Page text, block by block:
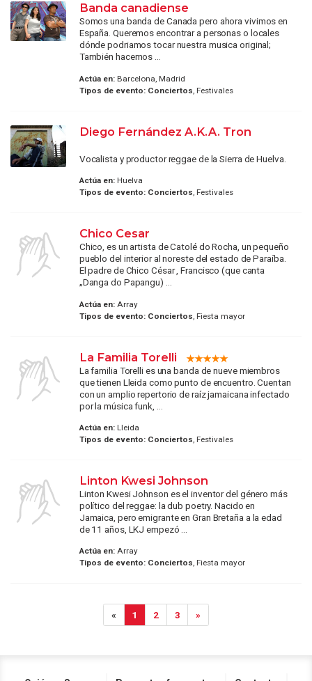
Banda canadiense
Somos una banda de Canada pero ahora vivimos en
España. Queremos encontrar a personas o locales
dónde podriamos tocar nuestra musica original;
También hacemos ...
Actúa en:Barcelona, Madrid
Tipos de evento: Conciertos , Festivales
Diego Fernández A.K.A. Tron
Vocalista y productor reggae de la Sierra de Huelva.
Actúa en:Huelva
Tipos de evento: Conciertos, Festivales
Chico Cesar
Chico, es un artista de Catolé do Rocha, un pequeño
pueblo del interior al noreste del estado de Paraíba.
El padre de Chico César , Francisco (que canta
„Danga do Papangu) ...
Actúa en:Array
Tipos de evento: Conciertos , Fiesta mayor
La Familia Torelli
La familia Torelli es una banda de nueve miembros
que tienen Lleida como punto de encuentro. Cuentan
con un amplio repertorio de raíz jamaicana infectado
por la música funk, ...
Actúa en:Lleida
Tipos de evento: Conciertos, Festivales
Linton Kwesi Johnson
Linton Kwesi Johnson es el inventor del género más
político del reggae: la dub poetry. Nacido en
Jamaica, pero emigrante en Gran Bretaña a la edad
de 11 años, LKJ empezó ...
Actúa en:Array
Tipos de evento: Conciertos, Fiesta mayor
« 1 2 3 »